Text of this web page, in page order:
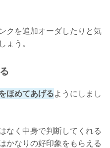
クを追加オーダしたりと気
う。
ほめてあげるようにしまし
なく中身で判断してくれる
かなりの好印象をもらえる